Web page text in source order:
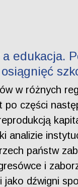
edukacja.
w różnych
części
analizie
państw
i
dźwigni